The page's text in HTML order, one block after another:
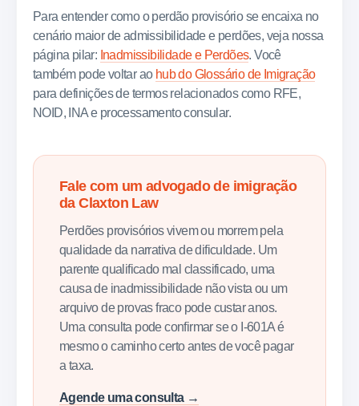
Para entender como o perdão provisório se encaixa no
cenário maior de admissibilidade e perdões, veja nossa
página pilar: Inadmissibilidade e Perdões. Você
também pode voltar ao hub do Glossário de Imigração
para definições de termos relacionados como RFE,
NOID, INA e processamento consular.
Fale com um advogado de imigração
da Claxton Law
Perdões provisórios vivem ou morrem pela
qualidade da narrativa de dificuldade. Um
parente qualificado mal classificado, uma
causa de inadmissibilidade não vista ou um
arquivo de provas fraco pode custar anos.
Uma consulta pode confirmar se o I-601A é
mesmo o caminho certo antes de você pagar
a taxa.
Agende uma consulta →